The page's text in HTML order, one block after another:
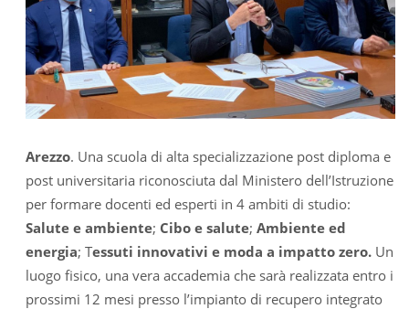
Arezzo. Una scuola di alta specializzazione post diploma e
post universitaria riconosciuta dal Ministero dell’Istruzione
per formare docenti ed esperti in 4 ambiti di studio:
Salute e ambiente; Cibo e salute; Ambiente ed
energia; Tessuti innovativi e moda a impatto zero.Un
luogo fisico, una vera accademia che sarà realizzata entro i
prossimi 12 mesi presso l’impianto di recupero integrato